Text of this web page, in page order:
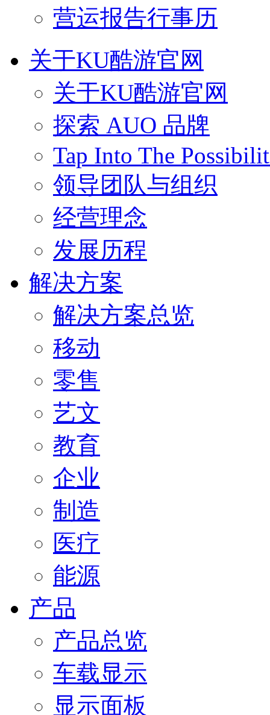
营运报告行事历
关于KU酷游官网
关于KU酷游官网
探索 AUO 品牌
Tap Into The
领导团队与组织
经营理念
发展历程
解决方案
解决方案总览
移动
零售
艺文
教育
企业
制造
医疗
能源
产品
产品总览
车载显示
显示面板